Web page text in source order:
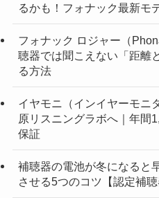
るかも！フォナック最新モ
フォナック ロジャー（
聴器では聞こえない「距離
る方法
イヤモニ（インイヤーモニ
原リスニングラボへ｜年間
保証
補聴器の電池が冬になると
させる5つのコツ【認定補聴